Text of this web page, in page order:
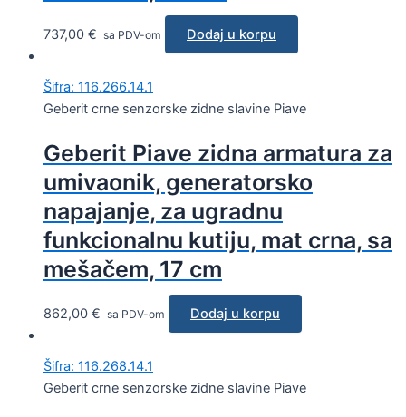
737,00 € sa PDV-om Dodaj u korpu
Šifra: 116.266.14.1
Geberit crne senzorske zidne slavine Piave
Geberit Piave zidna armatura za
umivaonik, generatorsko
napajanje, za ugradnu
funkcionalnu kutiju, mat crna, sa
mešačem, 17 cm
862,00 € sa PDV-om Dodaj u korpu
Šifra: 116.268.14.1
Geberit crne senzorske zidne slavine Piave